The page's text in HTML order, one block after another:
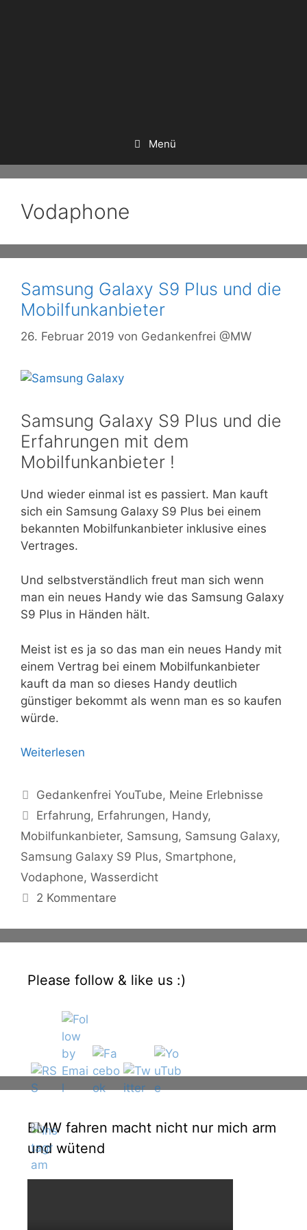
Menü
Vodaphone
Samsung Galaxy S9 Plus und die
Mobilfunkanbieter
26. Februar 2019 von Gedankenfrei @MW
Samsung Galaxy S9 Plus und die
Erfahrungen mit dem
Mobilfunkanbieter !
Und wieder einmal ist es passiert. Man kauft
sich ein Samsung Galaxy S9 Plus bei einem
bekannten Mobilfunkanbieter inklusive eines
Vertrages.
Und selbstverständlich freut man sich wenn
man ein neues Handy wie das Samsung Galaxy
S9 Plus in Händen hält.
Meist ist es ja so das man ein neues Handy mit
einem Vertrag bei einem Mobilfunkanbieter
kauft da man so dieses Handy deutlich
günstiger bekommt als wenn man es so kaufen
würde.
Weiterlesen
Kategorien
Gedankenfrei YouTube, Meine Erlebnisse
Schlagwörter
Erfahrung, Erfahrungen, Handy,
Mobilfunkanbieter, Samsung, Samsung Galaxy,
Samsung Galaxy S9 Plus, Smartphone,
Vodaphone, Wasserdicht
2 Kommentare
Please follow & like us :)
BMW fahren macht nicht nur mich arm
und wütend